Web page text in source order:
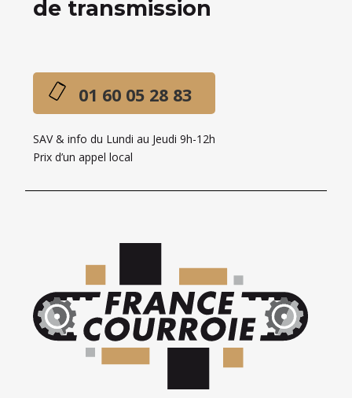
de transmission
01 60 05 28 83
SAV & info du Lundi au Jeudi 9h-12h
Prix d’un appel local